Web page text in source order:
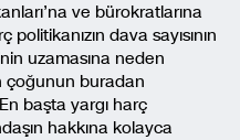
ve bürokratlarına
dava sayısının
uzamasına neden
çoğunun buradan
başta yargı harç
hakkına kolayca